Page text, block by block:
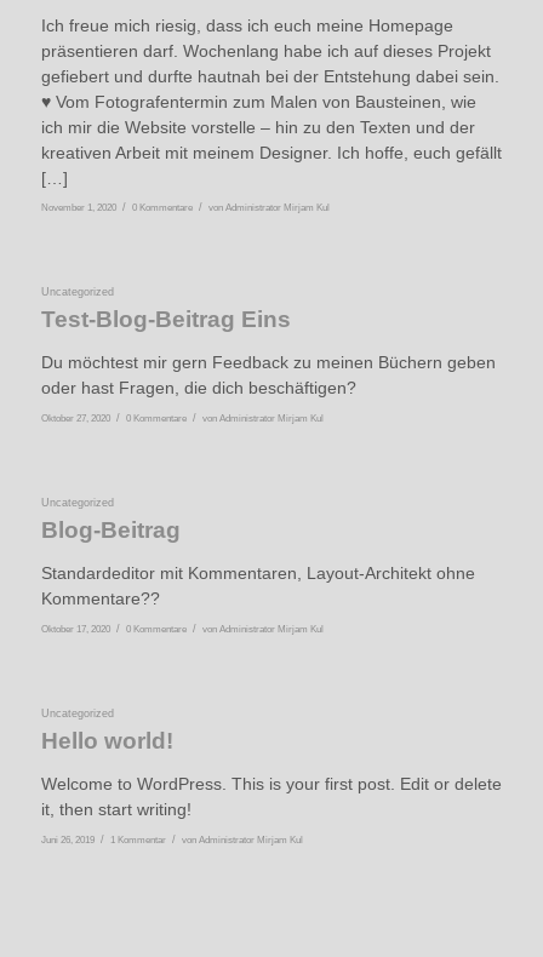
Ich freue mich riesig, dass ich euch meine Homepage
präsentieren darf. Wochenlang habe ich auf dieses Projekt
gefiebert und durfte hautnah bei der Entstehung dabei sein.
♥ Vom Fotografentermin zum Malen von Bausteinen, wie
ich mir die Website vorstelle – hin zu den Texten und der
kreativen Arbeit mit meinem Designer. Ich hoffe, euch gefällt
[…]
November 1, 2020 / 0 Kommentare / von Administrator Mirjam Kul
Uncategorized
Test-Blog-Beitrag Eins
Du möchtest mir gern Feedback zu meinen Büchern geben
oder hast Fragen, die dich beschäftigen?
Oktober 27, 2020 / 0 Kommentare / von Administrator Mirjam Kul
Uncategorized
Blog-Beitrag
Standardeditor mit Kommentaren, Layout-Architekt ohne
Kommentare??
Oktober 17, 2020 / 0 Kommentare / von Administrator Mirjam Kul
Uncategorized
Hello world!
Welcome to WordPress. This is your first post. Edit or delete
it, then start writing!
Juni 26, 2019 / 1 Kommentar / von Administrator Mirjam Kul